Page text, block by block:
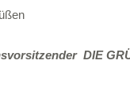
DIE